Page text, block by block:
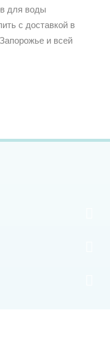
для воды
с доставкой в
и всей